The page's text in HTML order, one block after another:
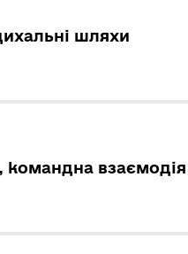
шляхи
взаємодія